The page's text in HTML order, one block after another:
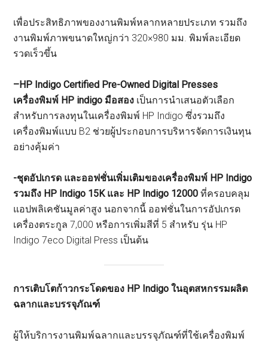
เพื่อประสิทธิภาพของงานพิมพ์หลากหลายประเภท รวมถึง
งานพิมพ์ภาพขนาดใหญ่กว่า 320×980 มม. พิมพ์ละเอียด
รวดเร็วขึ้น
–HP Indigo Certified Pre-Owned Digital Presses
เครื่องพิมพ์ HP indigo มือสอง เป็นการนำเสนอตัวเลือก
สำหรับการลงทุนในเครื่องพิมพ์ HP Indigo ซึ่งรวมถึง
เครื่องพิมพ์แบบ B2 ช่วยผู้ประกอบการบริหารจัดการเงินทุน
อย่างคุ้มค่า
-ชุดอัปเกรด และออฟชั่นเพิ่มเติมของเครื่องพิมพ์ HP Indigo
รวมถึง HP Indigo 15K และ HP Indigo 12000 ที่ครอบคลุม
แอปพลิเคชันมูลค่าสูง นอกจากนี้ ออฟชั่นในการอัปเกรด
เครื่องตระกูล 7,000 หรือการเพิ่มสีที่ 5 สำหรับ รุ่น HP
Indigo 7eco Digital Press เป็นต้น
การเติบโตก้าวกระโดดของ HP Indigo ในอุตสหกรรมผลิต
ฉลากและบรรจุภัณฑ์
ผู้ให้บริการงานพิมพ์ฉลากและบรรจุภัณฑ์ที่ใช้เครื่องพิมพ์